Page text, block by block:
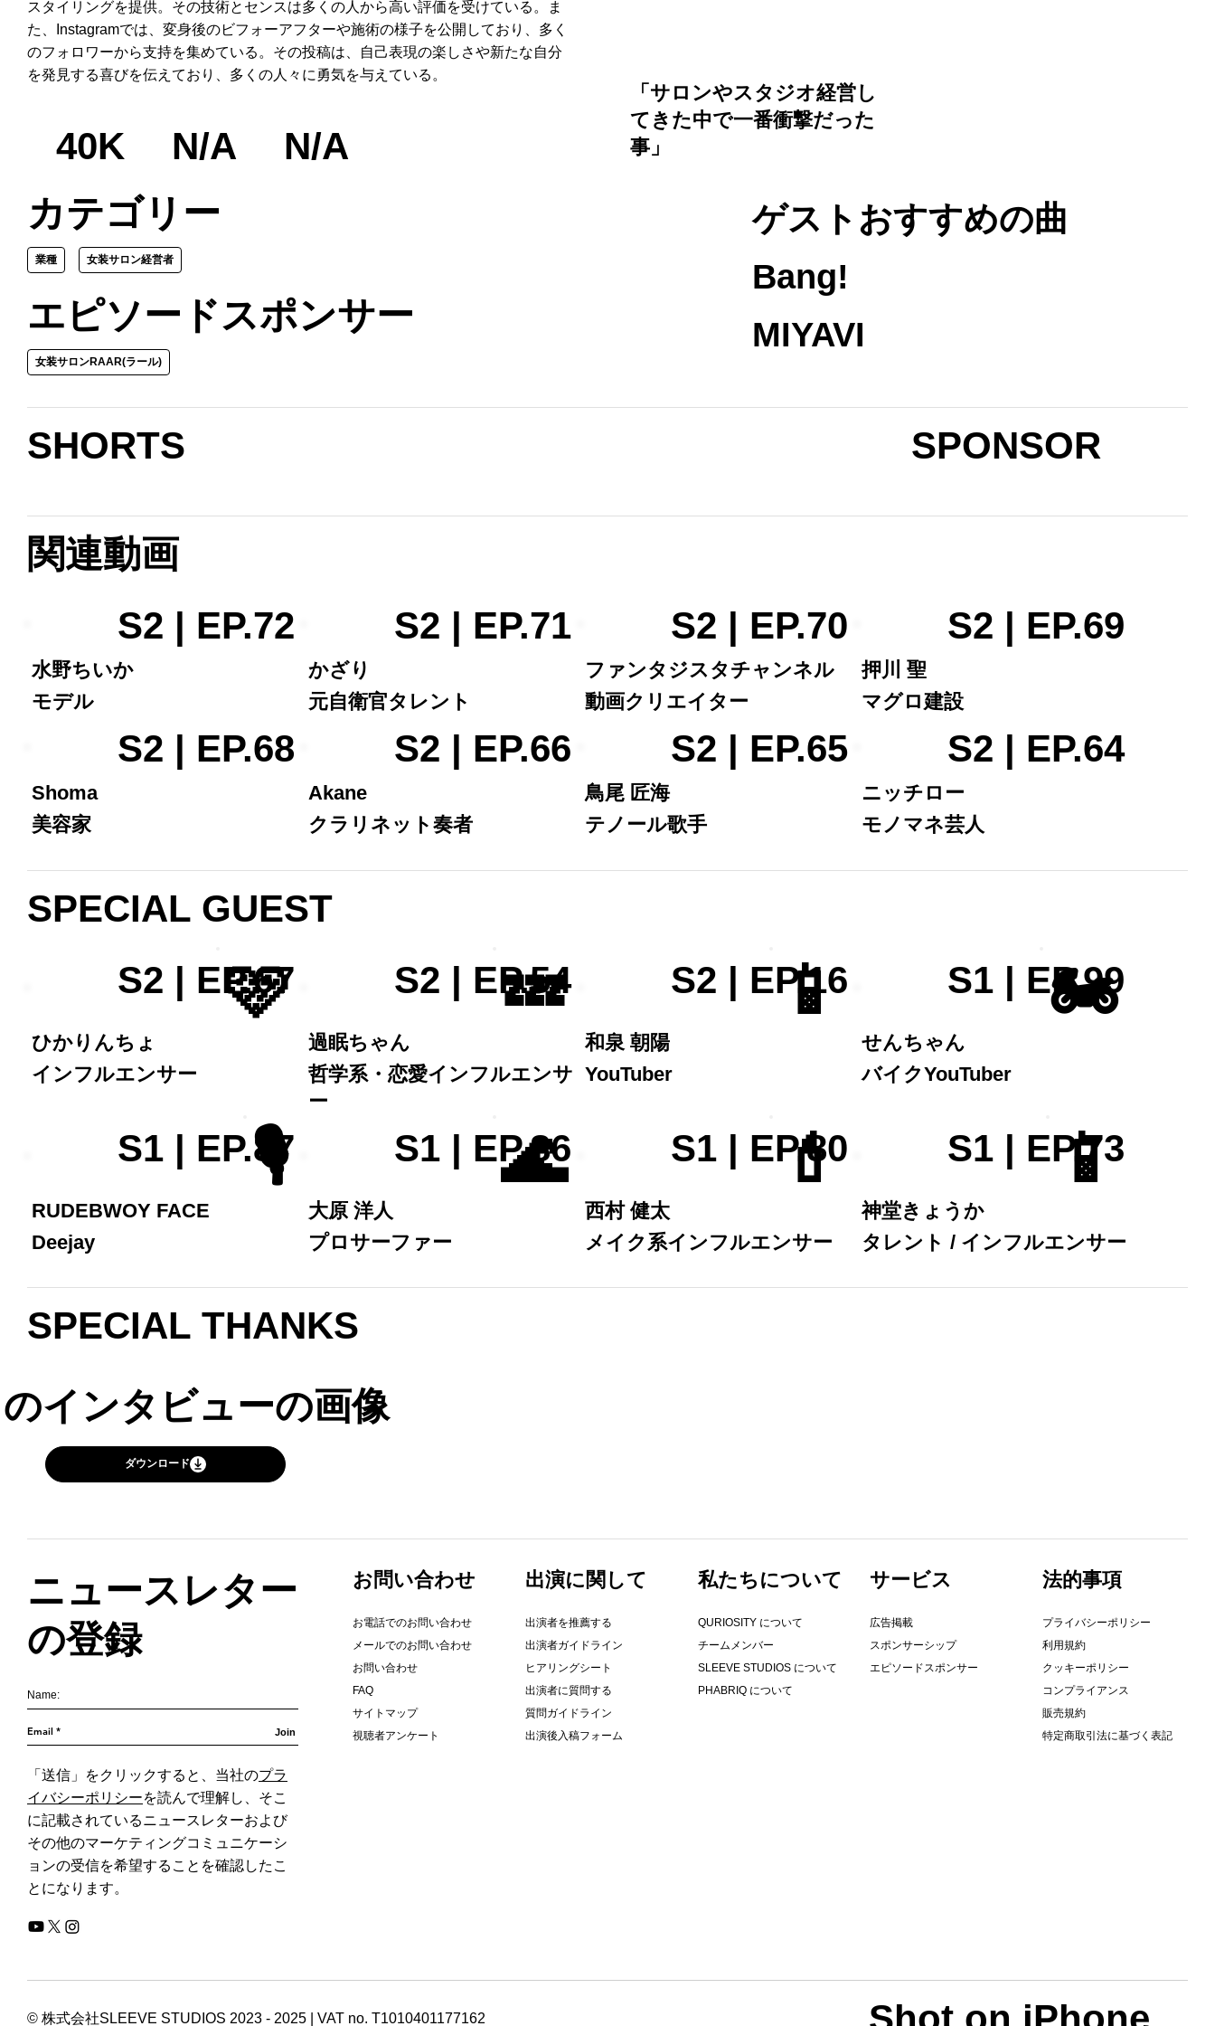
「サロンやスタジオ経営し
てきた中で一番衝撃だった
事」
ゲストおすすめの曲
Bang!
MIYAVI
40K N/A
N/A
カテゴリー
業種 女装サロン経営者
エピソードスポンサー
女装サロンRAAR(ラール)
スタイリングを提供。その技術とセンスは多くの人から高い評価を受けている。ま
た、Instagramでは、変身後のビフォーアフターや施術の様子を公開しており、多く
のフォロワーから支持を集めている。その投稿は、自己表現の楽しさや新たな自分
を発見する喜びを伝えており、多くの人々に勇気を与えている。
SHORTS SPONSOR
S2 | EP.72
水野ちいか
モデル
S2 | EP.71
かざり
元自衛官タレント
S2 | EP.70
ファンタジスタチャンネル
動画クリエイター
S2 | EP.69
押川 聖
マグロ建設
S2 | EP.68
Shoma
美容家
S2 | EP.66
Akane
クラリネット奏者
S2 | EP.65
鳥尾 匠海
テノール歌手
S2 | EP.64
ニッチロー
モノマネ芸人
関連動画
SPECIAL THANKS
インタビューの画像
ダウンロード
S2 | EP.67
ひかりんちょ
インフルエンサー
🩷 S2 | EP.54
過眠ちゃん
哲学系・恋愛インフルエンサ
ー
💤 S2 | EP.16
和泉 朝陽
YouTuber
📱 S1 | EP.99
せんちゃん
バイクYouTuber
🏍️
S1 | EP.87
RUDEBWOY FACE
Deejay
🎙️ S1 | EP.86
大原 洋人
プロサーファー
🌊 S1 | EP.80
西村 健太
メイク系インフルエンサー
💄 S1 | EP.73
神堂きょうか
タレント / インフルエンサー
📱
SPECIAL GUEST
© 株式会社SLEEVE STUDIOS 2023 - 2025 | VAT no. T1010401177162
「送信」をクリックすると、当社のプラ
イバシーポリシーを読んで理解し、そこ
に記載されているニュースレターおよび
その他のマーケティングコミュニケーシ
ョンの受信を希望することを確認したこ
とになります。
ニュースレター
の登録
Join
法的事項
プライバシーポリシー
利用規約
クッキーポリシー
コンプライアンス
販売規約
特定商取引法に基づく表記
​私たちについて
QURIOSITY について
チームメンバー
SLEEVE STUDIOS について
PHABRIQ について
出演に関して
出演者を推薦する
出演者ガイドライン
ヒアリングシート
出演者に質問する
質問ガイドライン
出演後入稿フォーム
お問い合わせ
お電話でのお問い合わせ
メールでのお問い合わせ
お問い合わせ
FAQ
サイトマップ
視聴者アンケート
サービス
広告掲載
スポンサーシップ
エピソードスポンサー